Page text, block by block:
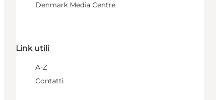
Denmark Media Centre
Link utili
A-Z
Contatti